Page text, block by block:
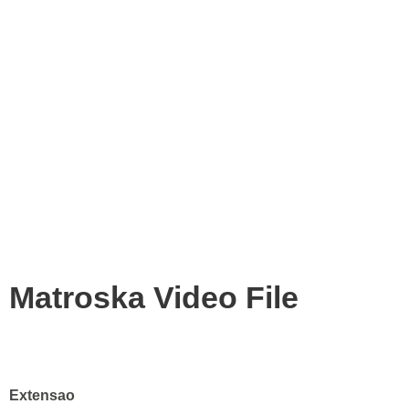
Matroska Video File
Extensao